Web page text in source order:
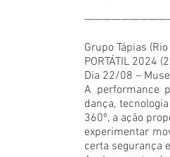
Grupo Tápias
PORTÁTIL 2024
Dia 22/08 –
A performance
dança,
360º, a ação
experimentar
certa segurança